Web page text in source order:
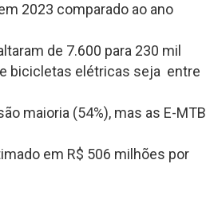
2023 comparado ao ano
de 7.600 para 230 mil
bicicletas elétricas seja entre
maioria (54%), mas as E-MTB
em R$ 506 milhões por